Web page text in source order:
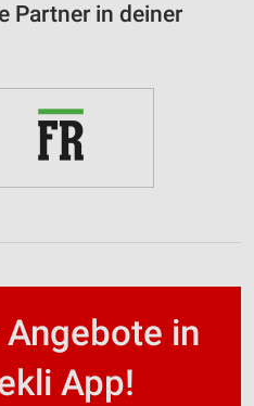
Partner in deiner
in
App!